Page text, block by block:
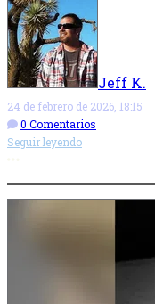
Jeff K.
24 de febrero de 2026, 18:15
0 Comentarios
Seguir leyendo